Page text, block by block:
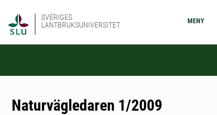
SVERIGES
LANTBRUKSUNIVERSITET
MENY
Naturvägledaren 1/2009